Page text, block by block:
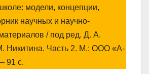
модели, концепции,
научных и научно-
/ под ред. Д. А.
Никитина. Часть 2. М.: ООО «А-
91 с.